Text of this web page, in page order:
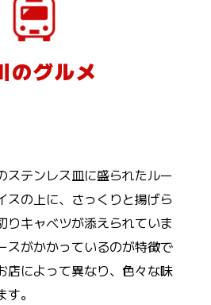
のグルメ
ステンレス皿に盛られたルー
スの上に、さっくりと揚げら
りキャベツが添えられていま
スがかかっているのが特徴で
店によって異なり、色々な味
。